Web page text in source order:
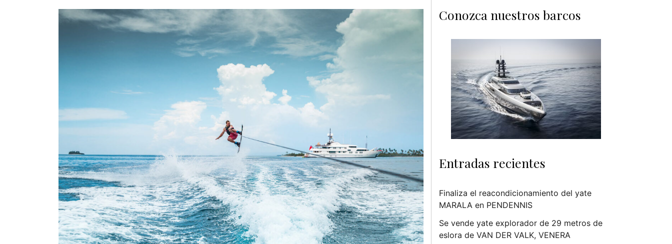
Conozca nuestros barcos
Entradas recientes
Finaliza el reacondicionamiento del yate
MARALA en PENDENNIS
Se vende yate explorador de 29 metros de
eslora de VAN DER VALK, VENERA